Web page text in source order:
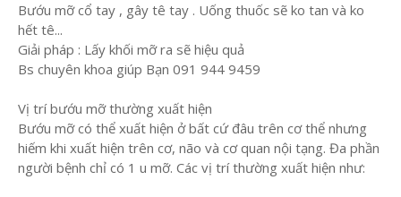
Bướu mỡ cổ tay , gây tê tay . Uống thuốc sẽ ko tan và ko
hết tê...
Giải pháp : Lấy khối mỡ ra sẽ hiệu quả
Bs chuyên khoa giúp Bạn 091 944 9459
Vị trí bướu mỡ thường xuất hiện
Bướu mỡ có thể xuất hiện ở bất cứ đâu trên cơ thể nhưng
hiếm khi xuất hiện trên cơ, não và cơ quan nội tạng. Đa phần
người bệnh chỉ có 1 u mỡ. Các vị trí thường xuất hiện như: